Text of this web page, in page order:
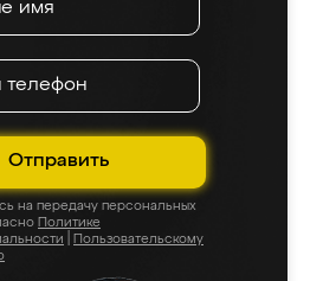
Отправить
на передачу персональных
Политике
Пользовательскому